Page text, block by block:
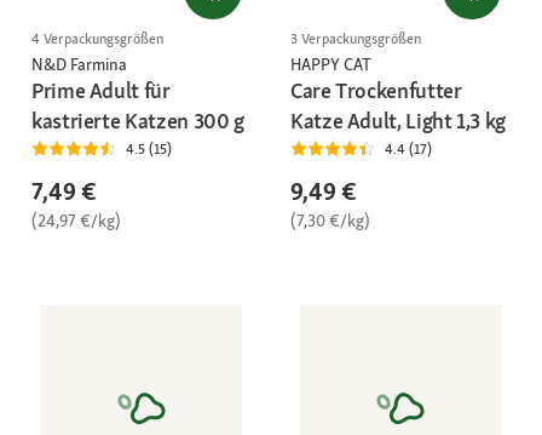
4 Verpackungsgrößen
N&D Farmina
Prime Adult für
kastrierte Katzen 300 g
4.5 (15)
7,49 €
(24,97 €/kg)
3 Verpackungsgrößen
HAPPY CAT
Care Trockenfutter
Katze Adult, Light 1,3 kg
4.4 (17)
9,49 €
(7,30 €/kg)